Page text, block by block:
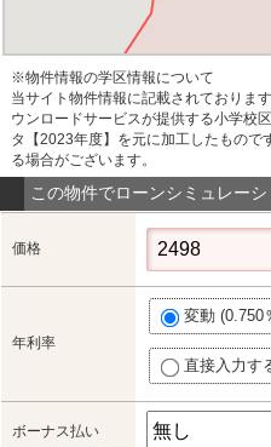
※物件情報の学区情報について
当サイト物件情報に記載されておりま
ウンロードサービスが提供する小学校
タ【2023年度】を元に加工したもので
る場合がございます。
この物件でローンシミュレーシ
価格
年利率
変動 (0.750
直接入力す
ボーナス払い